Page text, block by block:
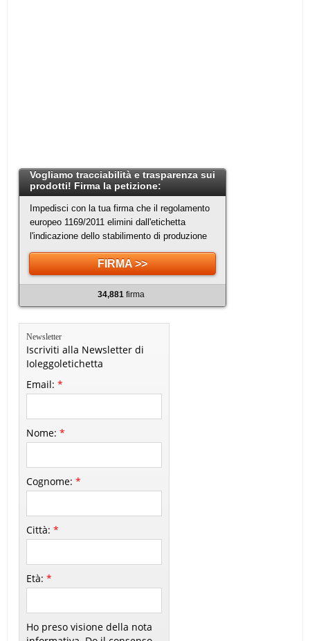
Vogliamo tracciabilità e trasparenza sui
prodotti! Firma la petizione:
Impedisci con la tua firma che il regolamento
europeo 1169/2011 elimini dall'etichetta
l'indicazione dello stabilimento di produzione
FIRMA >>
34,881firma
Newsletter
Iscriviti alla Newsletter di
Ioleggoletichetta
Email:*
Nome:*
Cognome:*
Città:*
Età:*
Ho preso visione della nota